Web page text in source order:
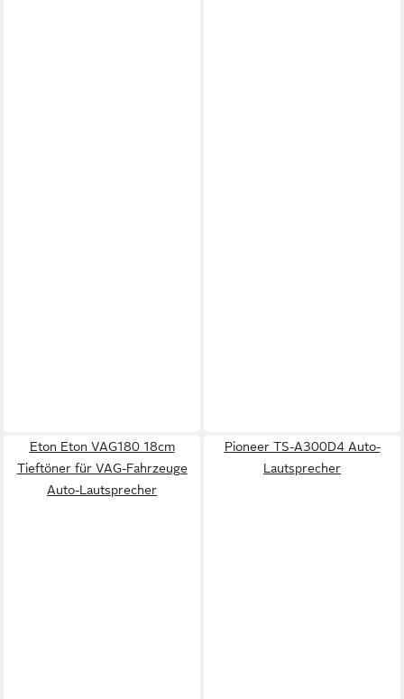
Eton Eton VAG180 18cm
Tieftöner für VAG-Fahrzeuge
Auto-Lautsprecher
Pioneer TS-A300D4 Auto-
Lautsprecher